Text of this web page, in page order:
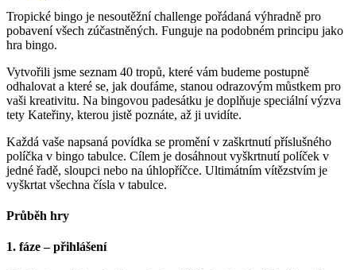
Tropické bingo je nesoutěžní challenge pořádaná výhradně pro
pobavení všech zúčastněných. Funguje na podobném principu jako
hra bingo.
Vytvořili jsme seznam 40 tropů, které vám budeme postupně
odhalovat a které se, jak doufáme, stanou odrazovým můstkem pro
vaši kreativitu. Na bingovou padesátku je doplňuje speciální výzva
tety Kateřiny, kterou jistě poznáte, až ji uvidíte.
Každá vaše napsaná povídka se promění v zaškrtnutí příslušného
políčka v bingo tabulce. Cílem je dosáhnout vyškrtnutí políček v
jedné řadě, sloupci nebo na úhlopříčce. Ultimátním vítězstvím je
vyškrtat všechna čísla v tabulce.
Průběh hry
1. fáze – přihlášení